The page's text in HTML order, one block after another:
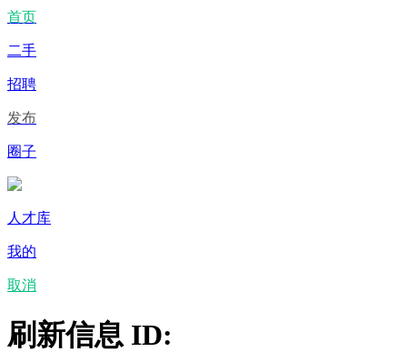
首页
二手
招聘
发布
圈子
人才库
我的
取消
刷新信息 ID: